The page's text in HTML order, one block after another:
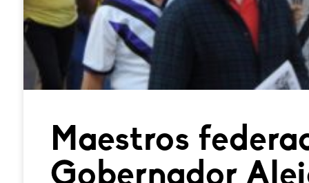
Maestros